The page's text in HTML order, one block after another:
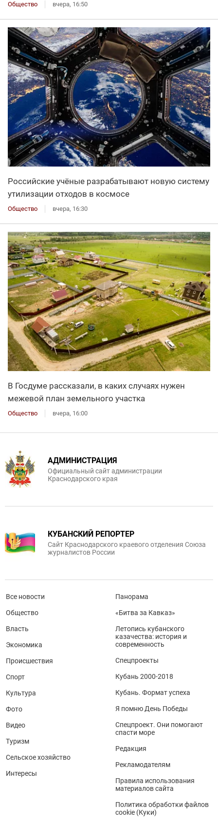
Общество вчера, 16:50
Российские учёные разрабатывают новую систему
утилизации отходов в космосе
Общество вчера, 16:30
В Госдуме рассказали, в каких случаях нужен
межевой план земельного участка
Общество вчера, 16:00
АДМИНИСТРАЦИЯ
Официальный сайт администрации
Краснодарского края
КУБАНСКИЙ РЕПОРТЕР
Сайт Краснодарского краевого отделения Союза
журналистов России
Все новости
Общество
Власть
Экономика
Происшествия
Спорт
Культура
Фото
Видео
Туризм
Сельское хозяйство
Интересы
Панорама
«Битва за Кавказ»
Летопись кубанского
казачества: история и
современность
Спецпроекты
Кубань 2000-2018
Кубань. Формат успеха
Я помню День Победы
Спецпроект. Они помогают
спасти море
Редакция
Рекламодателям
Правила использования
материалов сайта
Политика обработки файлов
cookie (Куки)